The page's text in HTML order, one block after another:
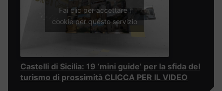
Fai clic per accettare i
cookie per questo servizio
Castelli di Sicilia: 19 ‘mini guide’ per la sfida del
turismo di prossimità CLICCA PER IL VIDEO